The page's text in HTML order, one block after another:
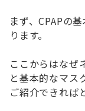
まず、CPAPの
ります。
ここからはなぜ
と基本的なマス
ご紹介できれば